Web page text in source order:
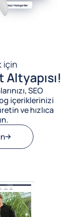
için
SEO
içeriklerinizi
ve hızlıca